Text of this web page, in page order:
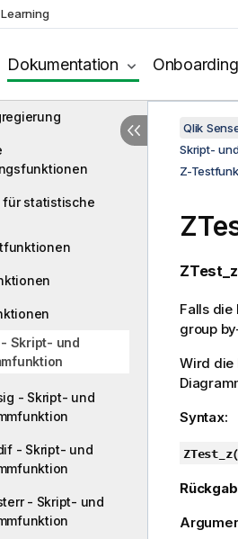
Learning
Dokumentation Onboarding
von Häufigkeiten
für statistische
- Skript- und
- Skript- und
- Skript- und
- Skript- und
Qlik
Skript-
Z-
Falls die
group
Wird die
Syntax:
ZTest_z(